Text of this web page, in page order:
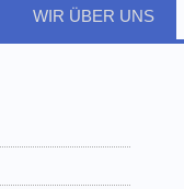
WIR ÜBER UNS